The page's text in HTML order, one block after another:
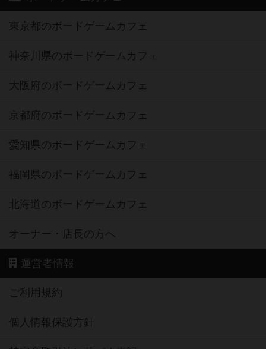
東京都のボードゲームカフェ
神奈川県のボードゲームカフェ
大阪府のボードゲームカフェ
京都府のボードゲームカフェ
愛知県のボードゲームカフェ
福岡県のボードゲームカフェ
北海道のボードゲームカフェ
オーナー・店長の方へ
運営者情報
ご利用規約
個人情報保護方針